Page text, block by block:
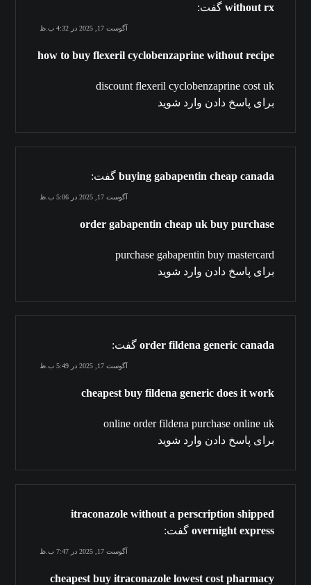
without rx گفت:
آگوست 17, 2025 در 4:32 ب.ظ
how to buy flexeril cyclobenzaprine without recipe
discount flexeril cyclobenzaprine cost uk
برای پاسخ دادن وارد شوید
buying gabapentin cheap canada گفت:
آگوست 17, 2025 در 5:06 ب.ظ
order gabapentin cheap uk buy purchase
purchase gabapentin buy mastercard
برای پاسخ دادن وارد شوید
order fildena generic canada گفت:
آگوست 17, 2025 در 5:49 ب.ظ
cheapest buy fildena generic does it work
online order fildena purchase online uk
برای پاسخ دادن وارد شوید
itraconazole without a perscription shipped
overnight express گفت:
آگوست 17, 2025 در 7:47 ب.ظ
cheapest buy itraconazole lowest cost pharmacy